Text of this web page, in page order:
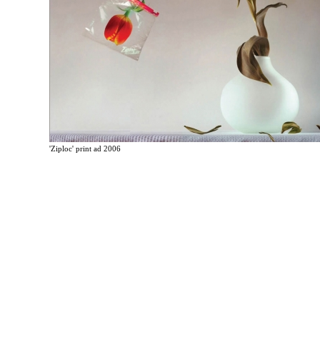
'Ziploc' print ad 2006